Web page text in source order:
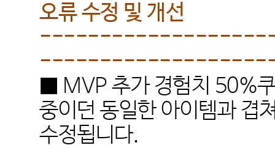
오류 수정 및 개선
MVP추가 경험치 50%
중이던 동일한 아이템과 겹
수정됩니다.